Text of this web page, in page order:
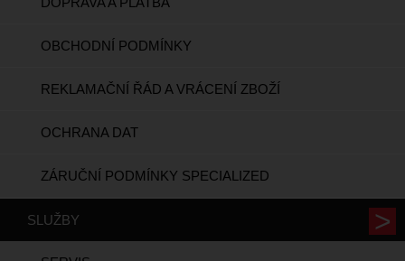
OBCHODNÍ PODMÍNKY
REKLAMAČNÍ ŘÁD A VRÁCENÍ ZBOŽÍ
OCHRANA DAT
ZÁRUČNÍ PODMÍNKY SPECIALIZED
SLUŽBY